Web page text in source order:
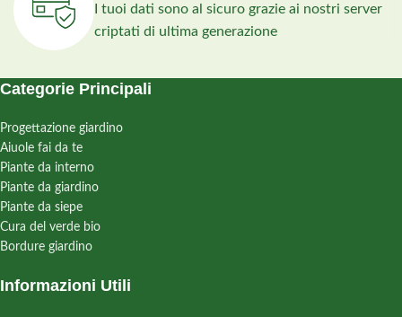
I tuoi dati sono al sicuro grazie ai nostri server
criptati di ultima generazione
Categorie Principali
Progettazione giardino
Aiuole fai da te
Piante da interno
Piante da giardino
Piante da siepe
Cura del verde bio
Bordure giardino
Informazioni Utili